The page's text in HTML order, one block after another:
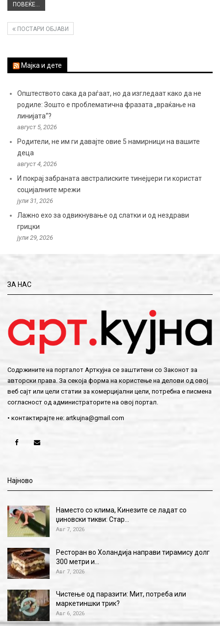
ПОВЕЌЕ...
ПОСТАРИ ОБЈАВИ
Мајка и дете
Општеството сака да раѓаат, но да изгледаат како да не
родиле: Зошто е проблематична фразата „враќање на
линијата“?
август 5, 2026
Родители, не им ги давајте овие 5 намирници на вашите
деца
август 4, 2026
И покрај забраната австралиските тинејџери ги користат
социјалните мрежи
јули 31, 2026
Лажно ехо за одвикнување од слатки и од нездрави
грицки
јули 29, 2026
ЗА НАС
Содржините на порталот Арткујна се заштитени со Законот за
авторски права. За секоја форма на користење на делови од овој
веб сајт или цели статии за комерцијални цели, потребна е писмена
согласност од администраторите на овој портал.
• контактирајте не: artkujna@gmail.com
Најново
Наместо со клима, Кинезите се ладат со
џиновски тикви: Стар…
Авг 7, 2026
Ресторан во Холандија направи тирамису долг
300 метри и…
Авг 7, 2026
Чистење од паразити: Мит, потреба или
маркетиншки трик?
Авг 6, 2026